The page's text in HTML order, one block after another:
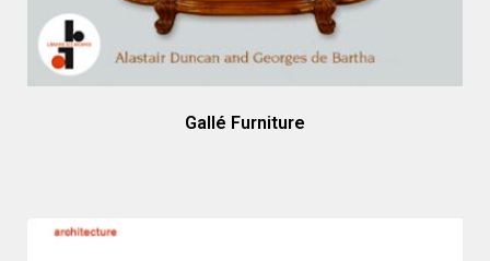
Gallé Furniture